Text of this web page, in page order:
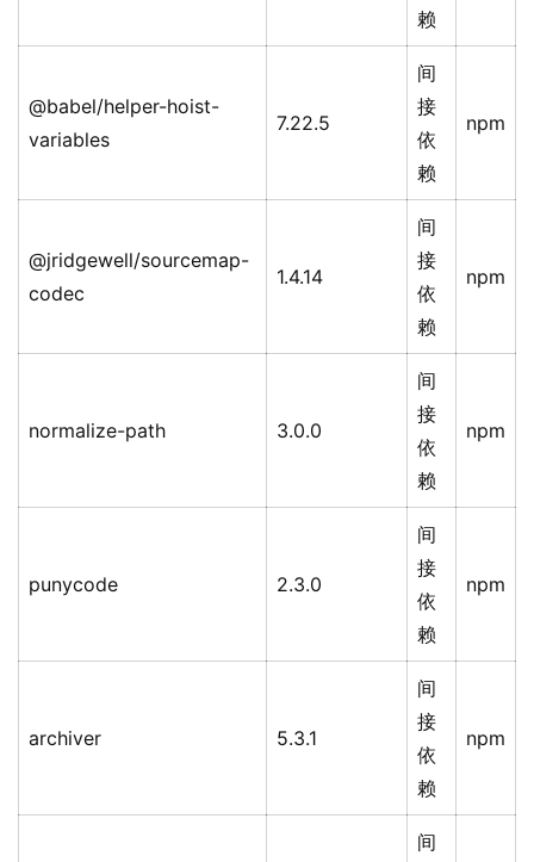
赖
@babel/helper-hoist-
variables
7.22.5
间
接
依
赖
npm
@jridgewell/sourcemap-
codec
1.4.14
间
接
依
赖
npm
normalize-path 3.0.0
间
接
依
赖
npm
punycode 2.3.0
间
接
依
赖
npm
archiver 5.3.1
间
接
依
赖
npm
间